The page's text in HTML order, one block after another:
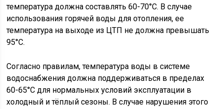
температура должна составлять 60-70°C. В случае
использования горячей воды для отопления, ее
температура на выходе из ЦТП не должна превышать
95°C.
Согласно правилам, температура воды в системе
водоснабжения должна поддерживаться в пределах
60-65°C для нормальных условий эксплуатации в
холодный и тёплый сезоны. В случае нарушения этого